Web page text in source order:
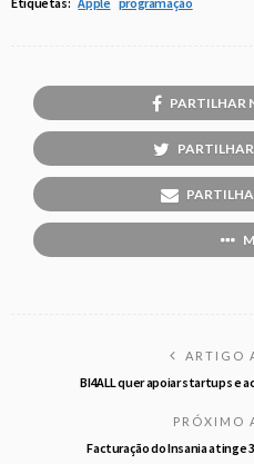
PARTILHAR
ARTIGO
BI4ALL quer apoiar startups e
PRÓXIMO
Facturação do Insania atinge